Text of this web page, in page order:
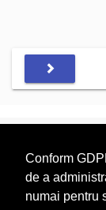
Conform
de a
numai pentru
Topurile sunt
depuse si au
Este interzisa